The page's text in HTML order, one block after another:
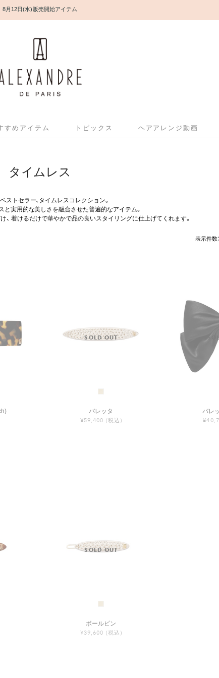
8月12日(水) 販売開始アイテム
すめアイテム トピックス ヘアアレンジ動画
タイムレス
ストセラー、タイムレスコレクション。
と実用的な美しさを融合させた普遍的なアイテム。
、 着けるだけで華やかで品の良いスタイリングに仕上げてくれます。
表示件数：
バレッタ
¥59,400 (税込)
バレ
ボールピン
¥39,600 (税込)